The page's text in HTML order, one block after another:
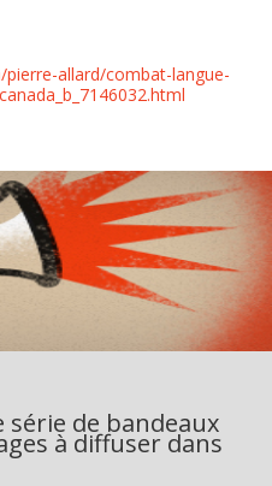
allard/combat-langue-
de bandeaux
à diffuser dans